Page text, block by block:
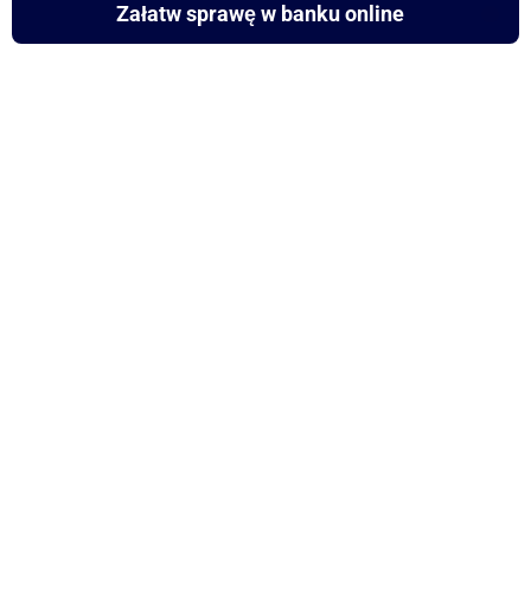
Załatw sprawę w banku online